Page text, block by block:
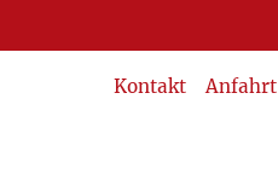
Kontakt Anfahrt